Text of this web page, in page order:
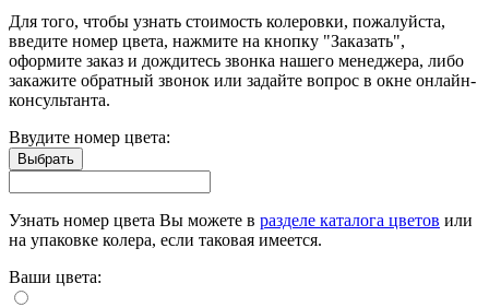
Для того, чтобы узнать стоимость колеровки, пожалуйста,
введите номер цвета, нажмите на кнопку "Заказать",
оформите заказ и дождитесь звонка нашего менеджера, либо
закажите обратный звонок или задайте вопрос в окне онлайн-
консультанта.
Ввудите номер цвета:
Узнать номер цвета Вы можете в разделе каталога цветов или
на упаковке колера, если таковая имеется.
Ваши цвета: